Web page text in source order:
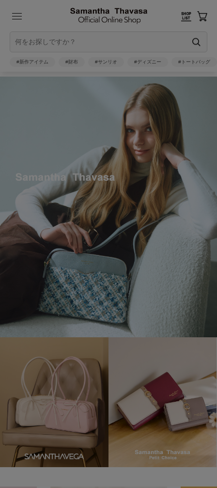
#新作アイテム #財布 #サンリオ #ディズニー #トートバッグ